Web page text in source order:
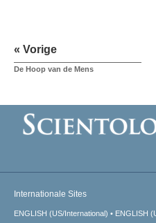
« Vorige
De Hoop van de Mens
Internationale Sites
ENGLISH (US/International) ENGLISH